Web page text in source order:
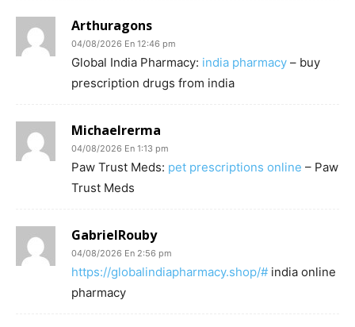
Arthuragons
04/08/2026 En 12:46 pm
Global India Pharmacy: india pharmacy – buy
prescription drugs from india
Michaelrerma
04/08/2026 En 1:13 pm
Paw Trust Meds: pet prescriptions online – Paw
Trust Meds
GabrielRouby
04/08/2026 En 2:56 pm
https://globalindiapharmacy.shop/# india online
pharmacy